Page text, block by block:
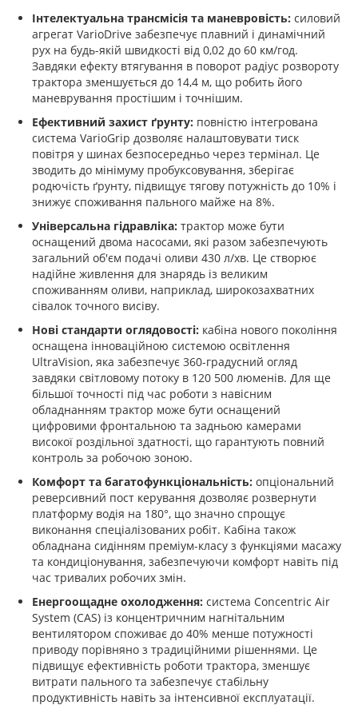
Інтелектуальна трансмісія та маневровість: силовий
агрегат VarioDrive забезпечує плавний і динамічний
рух на будь-якій швидкості від 0,02 до 60 км/год.
Завдяки ефекту втягування в поворот радіус розвороту
трактора зменшується до 14,4 м, що робить його
маневрування простішим і точнішим.
Ефективний захист ґрунту: повністю інтегрована
система VarioGrip дозволяє налаштовувати тиск
повітря у шинах безпосередньо через термінал. Це
зводить до мінімуму пробуксовування, зберігає
родючість ґрунту, підвищує тягову потужність до 10% і
знижує споживання пального майже на 8%.
Універсальна гідравліка: трактор може бути
оснащений двома насосами, які разом забезпечують
загальний об'єм подачі оливи 430 л/хв. Це створює
надійне живлення для знарядь із великим
споживанням оливи, наприклад, широкозахватних
сівалок точного висіву.
Нові стандарти оглядовості: кабіна нового покоління
оснащена інноваційною системою освітлення
UltraVision, яка забезпечує 360-градусний огляд
завдяки світловому потоку в 120 500 люменів. Для ще
більшої точності під час роботи з навісним
обладнанням трактор може бути оснащений
цифровими фронтальною та задньою камерами
високої роздільної здатності, що гарантують повний
контроль за робочою зоною.
Комфорт та багатофункціональність: опціональний
реверсивний пост керування дозволяє розвернути
платформу водія на 180°, що значно спрощує
виконання спеціалізованих робіт. Кабіна також
обладнана сидінням преміум-класу з функціями масажу
та кондиціонування, забезпечуючи комфорт навіть під
час тривалих робочих змін.
Енергоощадне охолодження: система Concentric Air
System (CAS) із концентричним нагнітальним
вентилятором споживає до 40% менше потужності
приводу порівняно з традиційними рішеннями. Це
підвищує ефективність роботи трактора, зменшує
витрати пального та забезпечує стабільну
продуктивність навіть за інтенсивної експлуатації.